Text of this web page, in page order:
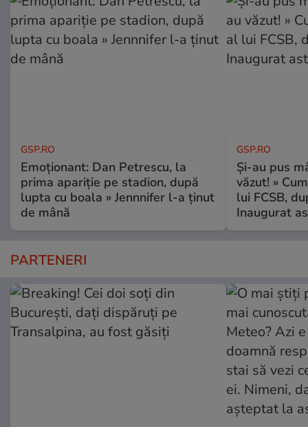
GSP.RO
Emoționant: Dan Petrescu, la
prima apariție pe stadion, după
lupta cu boala » Jennnifer l-a ținut
de mână
GSP.RO
Și-au pus
văzut! »
lui FCSB,
Inaugurat
PARTENERI